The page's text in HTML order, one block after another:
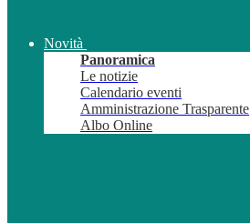
Novità
Panoramica
Le notizie
Calendario eventi
Amministrazione Trasparente
Albo Online